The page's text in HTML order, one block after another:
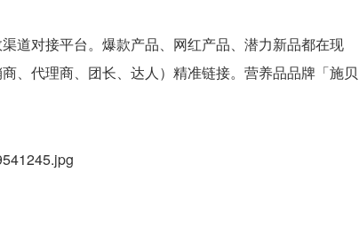
道对接平台。爆款产品、网红产品、潜力新品都在现
、代理商、团长、达人）精准链接。营养品品牌「施贝